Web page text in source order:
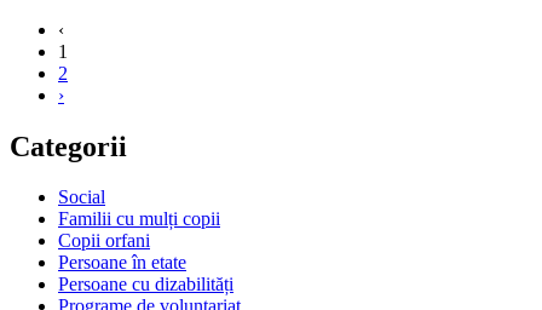
‹
1
2
›
Categorii
Social
Familii cu mulți copii
Copii orfani
Persoane în etate
Persoane cu dizabilități